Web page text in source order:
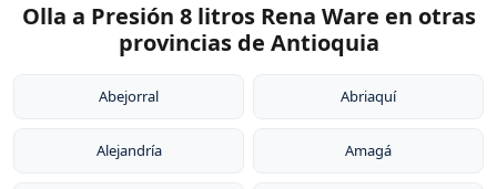
Olla a Presión 8 litros Rena Ware en otras
provincias de Antioquia
Abejorral Abriaquí
Alejandría Amagá